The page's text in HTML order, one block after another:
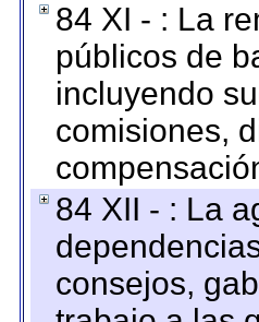
84 XI - : La
públicos de
incluyendo
comisiones,
84 XII - : La
consejos,